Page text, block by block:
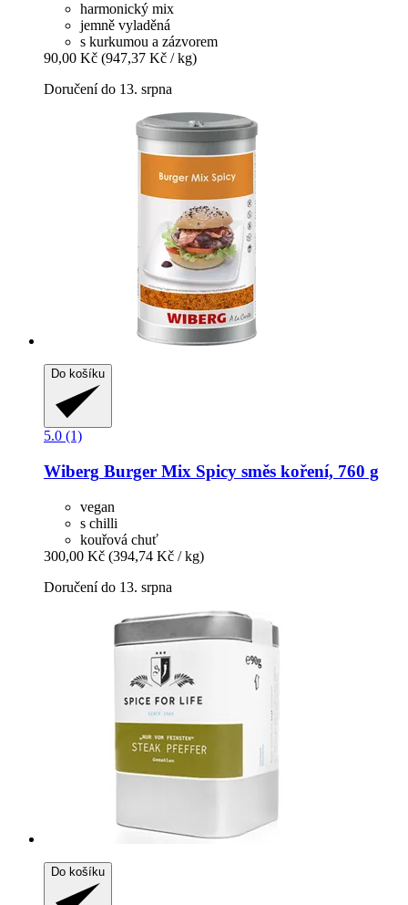
harmonický mix
jemně vyladěná
s kurkumou a zázvorem
90,00 Kč (947,37 Kč / kg)
Doručení do 13. srpna
Do košíku
5.0 (1)
Wiberg Burger Mix Spicy směs koření, 760 g
vegan
s chilli
kouřová chuť
300,00 Kč (394,74 Kč / kg)
Doručení do 13. srpna
Do košíku